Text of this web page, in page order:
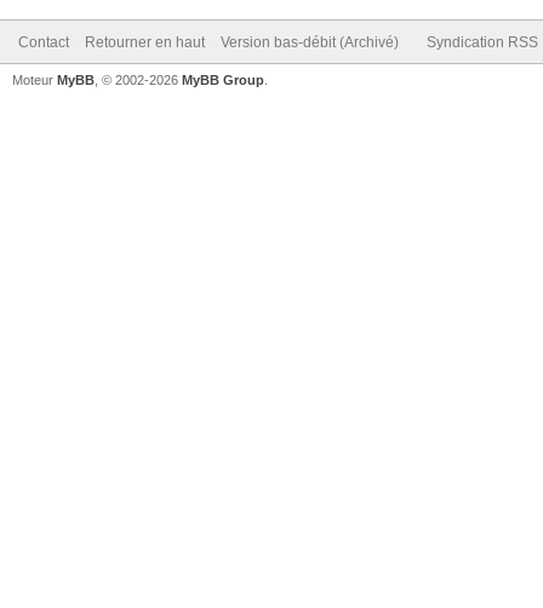
Contact Retourner en haut Version bas-débit (Archivé) Syndication RSS
Moteur MyBB , © 2002-2026 MyBB Group